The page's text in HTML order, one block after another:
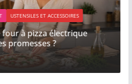
USTENSILES ET ACCESSOIRES
à pizza électrique
promesses ?